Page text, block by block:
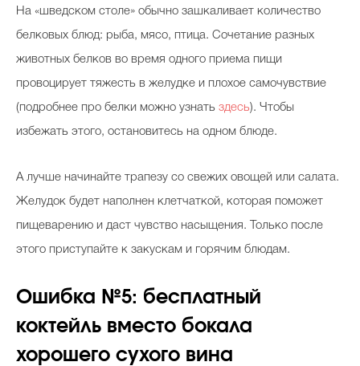
На «шведском столе» обычно зашкаливает количество
белковых блюд: рыба, мясо, птица. Сочетание разных
животных белков во время одного приема пищи
провоцирует тяжесть в желудке и плохое самочувствие
(подробнее про белки можно узнать здесь). Чтобы
избежать этого, остановитесь на одном блюде.
А лучше начинайте трапезу со свежих овощей или салата.
Желудок будет наполнен клетчаткой, которая поможет
пищеварению и даст чувство насыщения. Только после
этого приступайте к закускам и горячим блюдам.
Ошибка №5: бесплатный
коктейль вместо бокала
хорошего сухого вина